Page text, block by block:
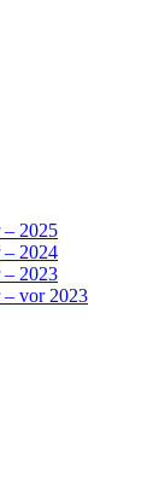
– 2025
– 2024
– 2023
– vor 2023